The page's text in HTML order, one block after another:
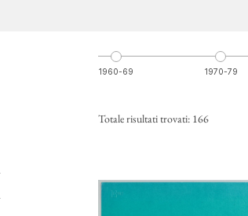
1960-69 1970-79
Totale risultati trovati: 166